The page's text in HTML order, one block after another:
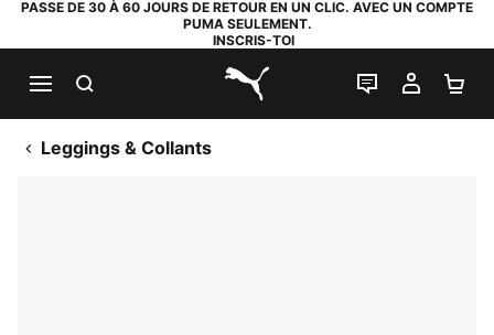
PASSE DE 30 À 60 JOURS DE RETOUR EN UN CLIC. AVEC UN COMPTE
PUMA SEULEMENT.
INSCRIS-TOI
PUMA.com
LIVE CHAT
MON
Leggings & Collants